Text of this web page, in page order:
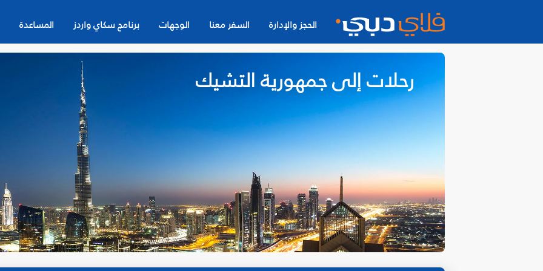
الحجز والإدارة السفر معنا الوجهات برنامج سكاي واردز المساعدة
رحلات إلى جمهورية التشيك